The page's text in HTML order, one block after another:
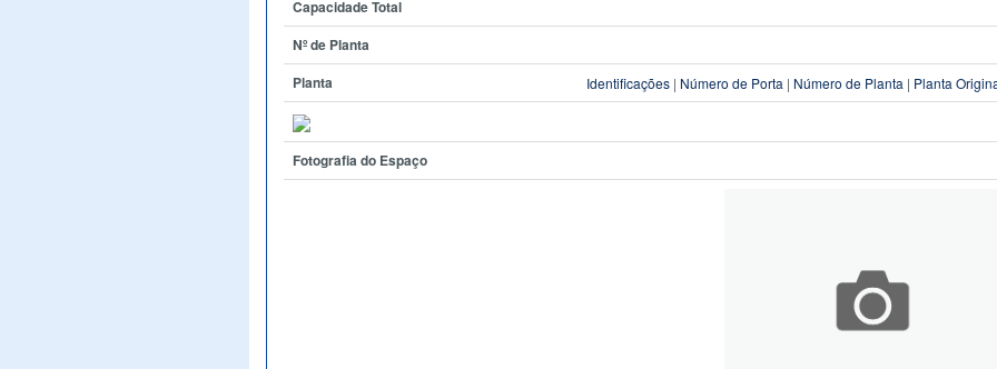
Capacidade Total
Nº de Planta
Planta
Identificações | Número de Porta | Número de Planta | Planta
Fotografia do Espaço